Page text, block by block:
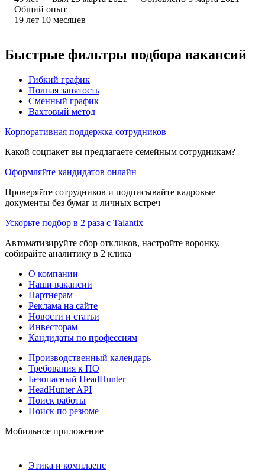
Общий опыт
19 лет 10 месяцев
Быстрые фильтры подбора вакансий
Гибкий график
Полная занятость
Сменный график
Вахтовый метод
Корпоративная поддержка сотрудников
Какой соцпакет вы предлагаете семейным сотрудникам?
Оформляйте кандидатов онлайн
Проверяйте сотрудников и подписывайте кадровые
документы без бумаг и личных встреч
Ускорьте подбор в 2 раза с Talantix
Автоматизируйте сбор откликов, настройте воронку,
собирайте аналитику в 2 клика
О компании
Наши вакансии
Партнерам
Реклама на сайте
Новости и статьи
Инвесторам
Кандидаты по профессиям
Производственный календарь
Требования к ПО
Безопасный HeadHunter
HeadHunter API
Поиск работы
Поиск по резюме
Мобильное приложение
Этика и комплаенс